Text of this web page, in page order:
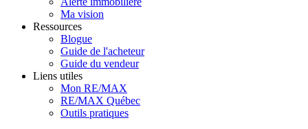
Ma vision
Ressources
Blogue
Guide de l'acheteur
Guide du vendeur
Liens utiles
Mon RE/MAX
RE/MAX Québec
Outils pratiques